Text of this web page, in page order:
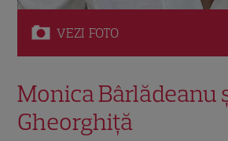
VEZI FOTO
Monica Bârlădeanu
Gheorghiță